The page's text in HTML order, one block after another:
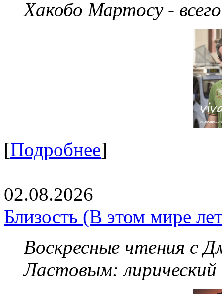
Хакобо Мартосу -
[Подробнее]
02.08.2026
Близость (В этом мире
Воскресные чтения с
Ластовым: